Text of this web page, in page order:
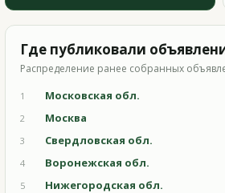
Где публиковали
Распределение ранее собранных
1 Московская обл.
2
Москва
3
Свердловская обл.
4
Воронежская обл.
5
Нижегородская обл.